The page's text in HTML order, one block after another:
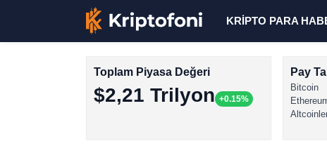
KRİPTO PARA
Toplam Piyasa Değeri
$2,21 Trilyon +0.15%
Pay
Bitcoin